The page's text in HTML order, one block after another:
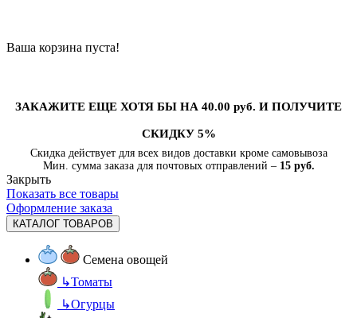
Ваша корзина пуста!
ЗАКАЖИТЕ ЕЩЕ ХОТЯ БЫ НА 40.00 руб. И ПОЛУЧИТЕ
СКИДКУ 5%
Скидка действует для всех видов доставки кроме самовывоза
Мин. сумма заказа для почтовых отправлений – 15 руб.
Закрыть
Показать все товары
Оформление заказа
КАТАЛОГ ТОВАРОВ
Семена овощей
↳Томаты
↳Огурцы